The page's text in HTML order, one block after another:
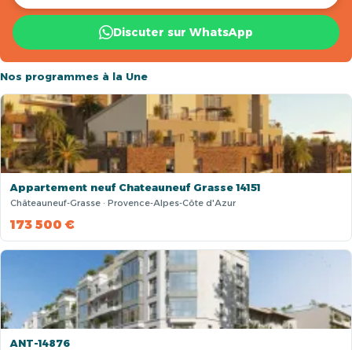
Discuter sur WhatsApp
Nos programmes à la Une
Appartement neuf Chateauneuf Grasse 14151
Châteauneuf-Grasse · Provence-Alpes-Côte d'Azur
173 500 €
ANT-14876